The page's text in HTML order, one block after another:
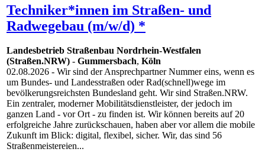
Techniker*innen im Straßen- und
Radwegebau (m/w/d) *
Landesbetrieb Straßenbau Nordrhein-Westfalen
(Straßen.NRW) - Gummersbach, Köln
02.08.2026 - Wir sind der Ansprechpartner Nummer eins, wenn es
um Bundes- und Landesstraßen oder Rad(schnell)wege im
bevölkerungsreichsten Bundesland geht. Wir sind Straßen.NRW.
Ein zentraler, moderner Mobilitätsdienstleister, der jedoch im
ganzen Land - vor Ort - zu finden ist. Wir können bereits auf 20
erfolgreiche Jahre zurückschauen, haben aber vor allem die mobile
Zukunft im Blick: digital, flexibel, sicher. Wir, das sind 56
Straßenmeistereien...